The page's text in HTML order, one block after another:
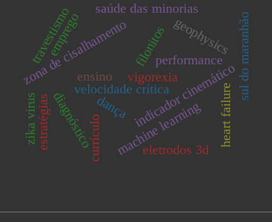
zona de cisalhamento
indicador cinemático
filonitos
dança
ensino
velocidade crítica
performance
diagnóstico machine learning
geophysics
travestismo saúde das minorias
currículo
sul do maranhão
eletrodos 3d
emprego
vigorexia
estratégias heart failure
zika virus